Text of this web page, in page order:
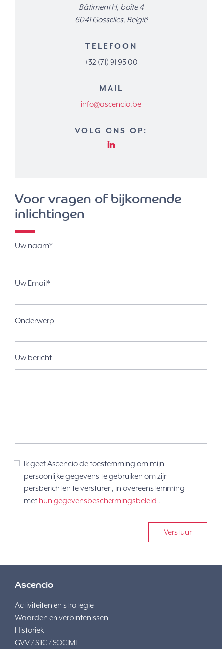
Bâtiment H, boîte 4
6041 Gosselies, België
TELEFOON
+32 (71) 91 95 00
MAIL
info@ascencio.be
VOLG ONS OP:
Voor vragen of bijkomende
inlichtingen
Uw naam*
Uw Email*
Onderwerp
Uw bericht
Ik geef Ascencio de toestemming om mijn
persoonlijke gegevens te gebruiken om zijn
persberichten te versturen, in overeenstemming
met hun gegevensbeschermingsbeleid .
Ascencio
Activiteiten en strategie
Waarden en verbintenissen
Historiek
GVV / SIIC / SOCIMI